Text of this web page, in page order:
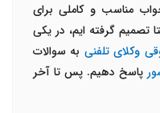
مناسب و کاملی برای
تصمیم گرفته ایم، در یکی
وکلای تلفنی به سوالات
پاسخ دهیم. پس تا آخر